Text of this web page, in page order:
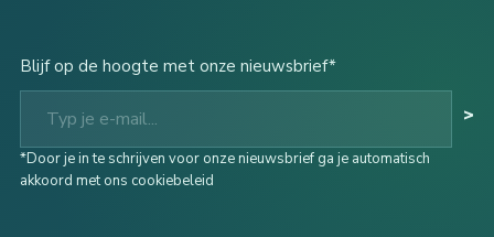
Blijf op de hoogte met onze nieuwsbrief*
Typ je e-mail...
>
*Door je in te schrijven voor onze nieuwsbrief ga je automatisch
akkoord met ons cookiebeleid